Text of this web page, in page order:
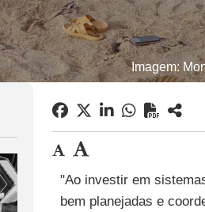
Imagem:
"Ao investir em
bem planejadas e